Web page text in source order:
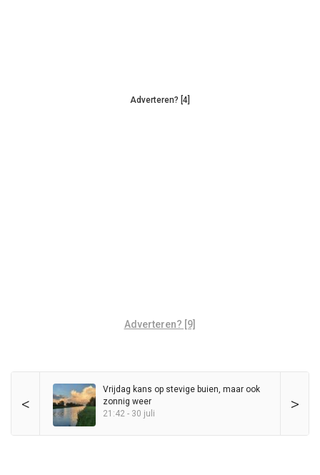
Adverteren? [4]
Adverteren? [9]
< >
Vrijdag kans op stevige buien, maar ook
zonnig weer
21:42 - 30 juli